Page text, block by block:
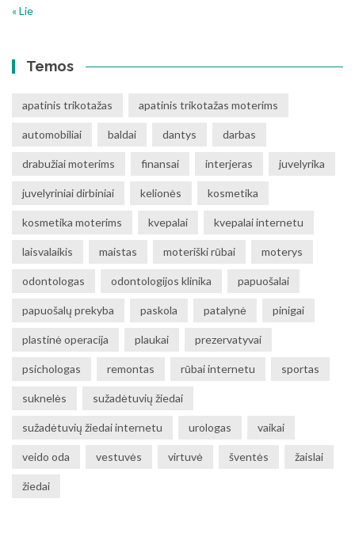
« Lie
Temos
apatinis trikotažas apatinis trikotažas moterims
automobiliai baldai dantys darbas
drabužiai moterims finansai interjeras juvelyrika
juvelyriniai dirbiniai kelionės kosmetika
kosmetika moterims kvepalai kvepalai internetu
laisvalaikis maistas moteriški rūbai moterys
odontologas odontologijos klinika papuošalai
papuošalų prekyba paskola patalynė pinigai
plastinė operacija plaukai prezervatyvai
psichologas remontas rūbai internetu sportas
suknelės sužadėtuvių žiedai
sužadėtuvių žiedai internetu urologas vaikai
veido oda vestuvės virtuvė šventės žaislai
žiedai